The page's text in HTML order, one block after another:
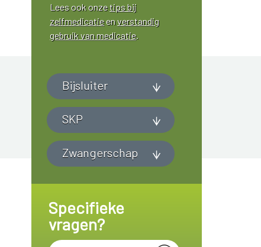
Lees ook onzetips bij
zelfmedicatieenverstandig
gebruik van medicatie.
Bijsluiter
SKP
Zwangerschap
Specifieke
vragen?